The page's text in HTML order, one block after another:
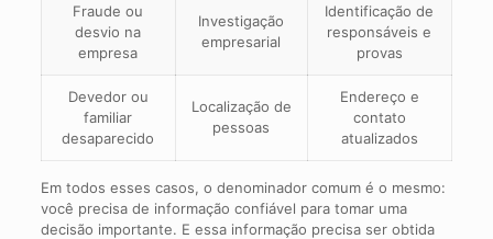
Fraude ou
desvio na
empresa
Investigação
empresarial
Identificação de
responsáveis e
provas
Devedor ou
familiar
desaparecido
Localização de
pessoas
Endereço e
contato
atualizados
Em todos esses casos, o denominador comum é o mesmo:
você precisa de informação confiável para tomar uma
decisão importante. E essa informação precisa ser obtida